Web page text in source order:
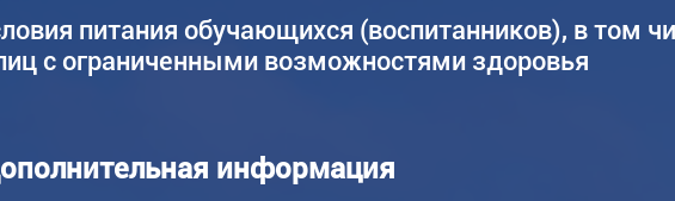
питания обучающихся (воспитанников), в том
с ограниченными возможностями здоровья
информация